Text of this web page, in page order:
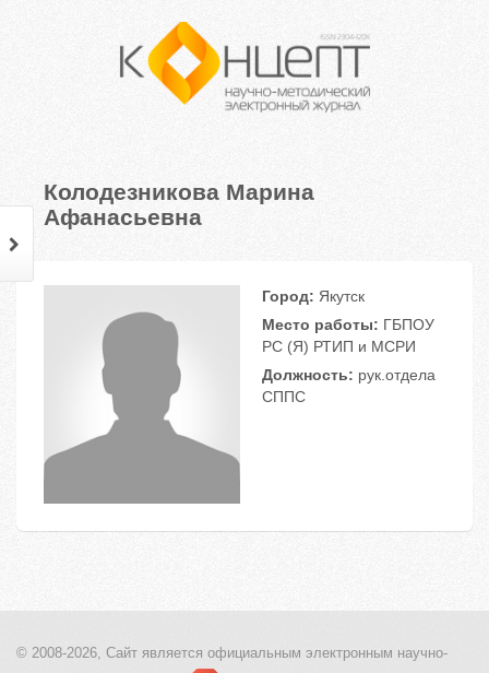
Колодезникова Марина
Афанасьевна
Город: Якутск
Место работы: ГБПОУ
РС (Я) РТИП и МСРИ
Должность: рук.отдела
СППС
© 2008-2026, Сайт является официальным электронным научно-